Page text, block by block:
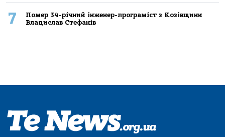
7
Помер 34-річний інженер-програміст з Козівщини
Владислав Стефанів